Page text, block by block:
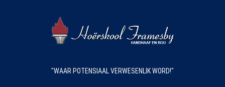
"WAAR POTENSIAAL VERWESENLIK WORD!"